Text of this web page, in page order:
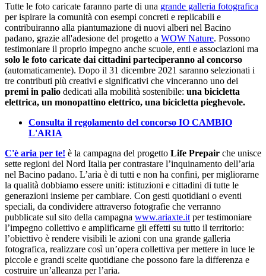
Tutte le foto caricate faranno parte di una grande galleria fotografica
per ispirare la comunità con esempi concreti e replicabili e
contribuiranno alla piantumazione di nuovi alberi nel Bacino
padano, grazie all'adesione del progetto a WOW Nature. Possono
testimoniare il proprio impegno anche scuole, enti e associazioni ma
solo le foto caricate dai cittadini parteciperanno al concorso
(automaticamente). Dopo il 31 dicembre 2021 saranno selezionati i
tre contributi più creativi e significativi che vinceranno uno dei
premi in palio dedicati alla mobilità sostenibile: una bicicletta
elettrica, un monopattino elettrico, una bicicletta pieghevole.
Consulta il regolamento del concorso IO CAMBIO
L'ARIA
C'è aria per te! è la campagna del progetto Life Prepair che unisce
sette regioni del Nord Italia per contrastare l’inquinamento dell’aria
nel Bacino padano. L’aria è di tutti e non ha confini, per migliorarne
la qualità dobbiamo essere uniti: istituzioni e cittadini di tutte le
generazioni insieme per cambiare. Con gesti quotidiani o eventi
speciali, da condividere attraverso fotografie che verranno
pubblicate sul sito della campagna www.ariaxte.it per testimoniare
l’impegno collettivo e amplificarne gli effetti su tutto il territorio:
l’obiettivo è rendere visibili le azioni con una grande galleria
fotografica, realizzare così un’opera collettiva per mettere in luce le
piccole e grandi scelte quotidiane che possono fare la differenza e
costruire un’alleanza per l’aria.